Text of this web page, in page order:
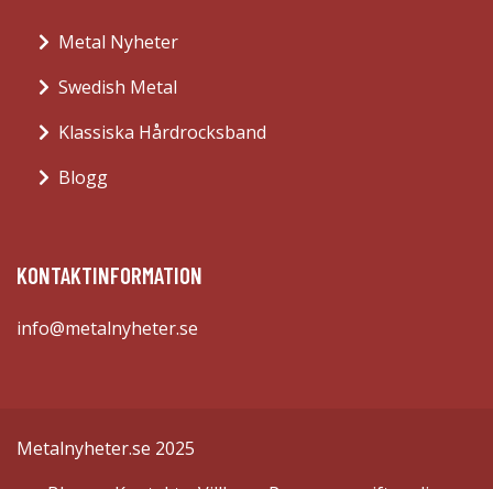
Metal Nyheter
Swedish Metal
Klassiska Hårdrocksband
Blogg
KONTAKTINFORMATION
info@metalnyheter.se
Metalnyheter.se 2025